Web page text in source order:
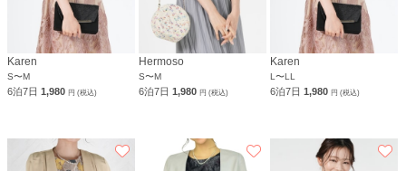
Karen
S〜M
6泊7日 1,980 円 (税込)
Hermoso
S〜M
6泊7日1,980円 (税込)
Karen
L〜LL
6泊7日1,980円 (税込)